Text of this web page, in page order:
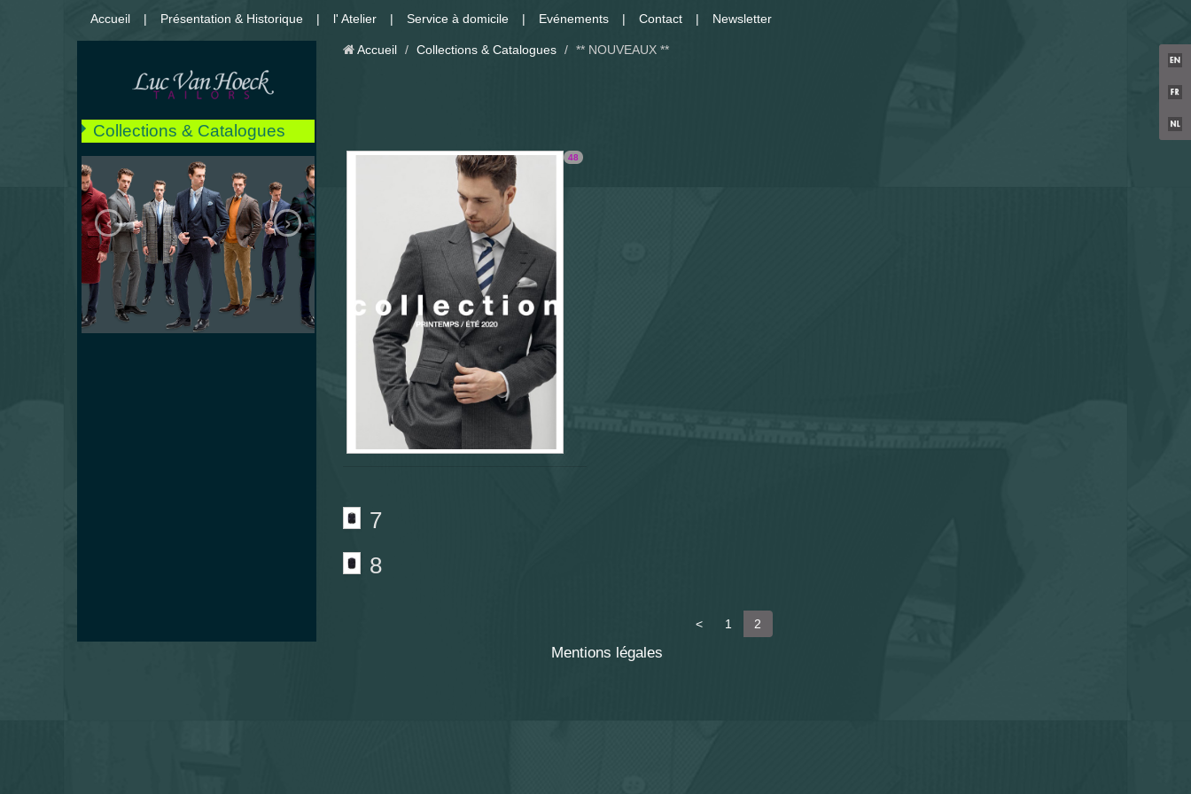
Accueil Présentation & Historique l' Atelier Service à domicile Evénements Contact Newsletter
Collections & Catalogues
** NOUVEAUX **
Costumes
Vestons
Manteaux
Cabans
Impers
Pantalons & Jeans
Chemises
‹ ›
Accueil / Collections & Catalogues / ** NOUVEAUX **
48
7
8
< 1 2
Mentions légales